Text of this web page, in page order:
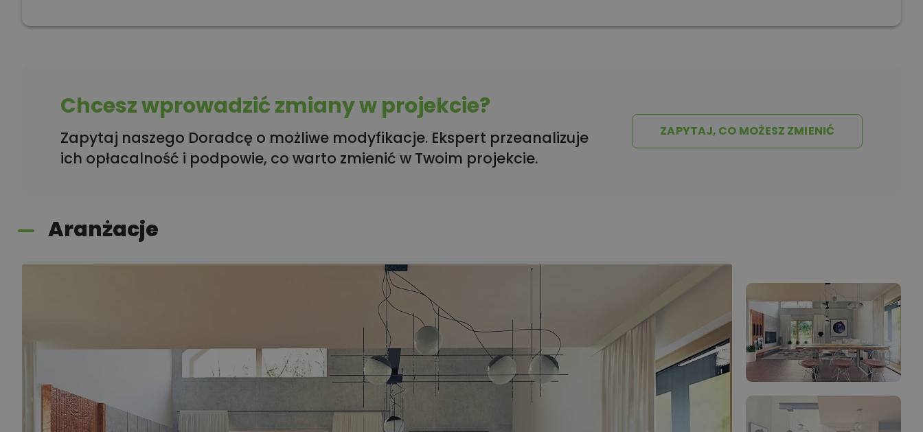
Chcesz wprowadzić zmiany w projekcie?
Zapytaj naszego Doradcę o możliwe modyfikacje. Ekspert przeanalizuje
ich opłacalność i podpowie, co warto zmienić w Twoim projekcie.
ZAPYTAJ, CO MOŻESZ ZMIENIĆ
Aranżacje